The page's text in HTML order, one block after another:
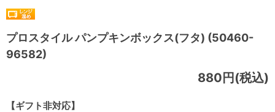
プロスタイル パンプキンボックス(フタ) (50460-
96582)
【ギフト非対応】
880円(税込)